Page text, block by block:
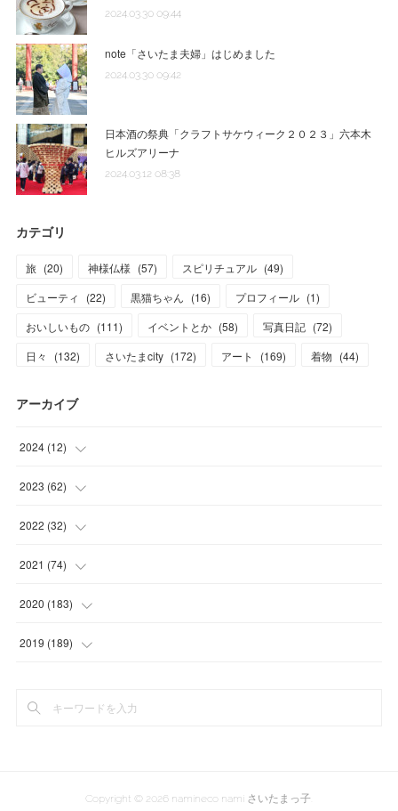
2024.03.30 09:44
note「さいたま夫婦」はじめました
2024.03.30 09:42
日本酒の祭典「クラフトサケウィーク２０２３」六本木
ヒルズアリーナ
2024.03.12 08:38
カテゴリ
旅 (20) 神様仏様 (57) スピリチュアル (49)
ビューティ
(22) 黒猫ちゃん (16) プロフィール (1)
おいしいもの (111) イベントとか (58) 写真日記 (72)
日々
(132) さいたまcity (172) アート (169) 着物 (44)
アーカイブ
2024 (12)
(1
(1
(3
(3)
2023 (62)
(11 )
(3
(7)
(7)
(3)
2022 (32)
(1
(3)
(8)
(9)
2021 (74)
(17
(7)
(8
2020 (183)
(17
(
2019 (189)
(
Copyright © 2026 namineco nami さいたまっ子